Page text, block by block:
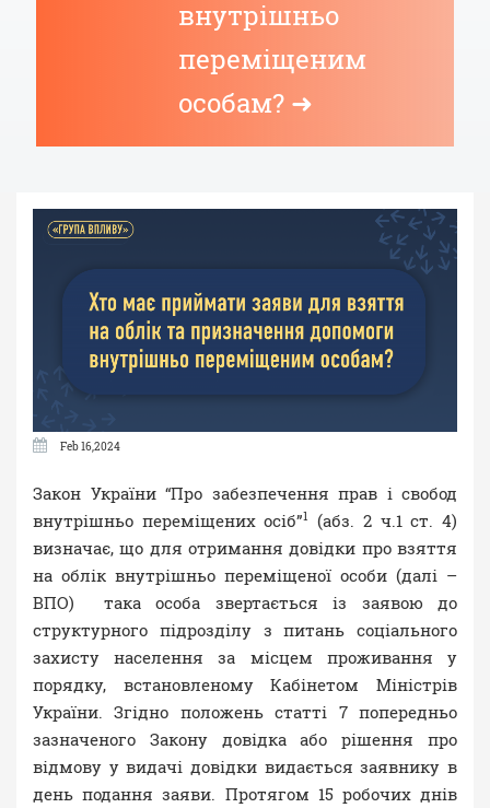
внутрішньо
переміщеним
особам? ➜
Feb 16,2024
Закон України “Про забезпечення прав і свобод
внутрішньо переміщених осіб”1
(абз. 2 ч.1 ст. 4)
визначає, що для отримання довідки про взяття
на облік внутрішньо переміщеної особи (далі –
ВПО) така особа звертається із заявою до
структурного підрозділу з питань соціального
захисту населення за місцем проживання у
порядку, встановленому Кабінетом Міністрів
України. Згідно положень статті 7 попередньо
зазначеного Закону довідка або рішення про
відмову у видачі довідки видається заявнику в
день подання заяви. Протягом 15 робочих днів